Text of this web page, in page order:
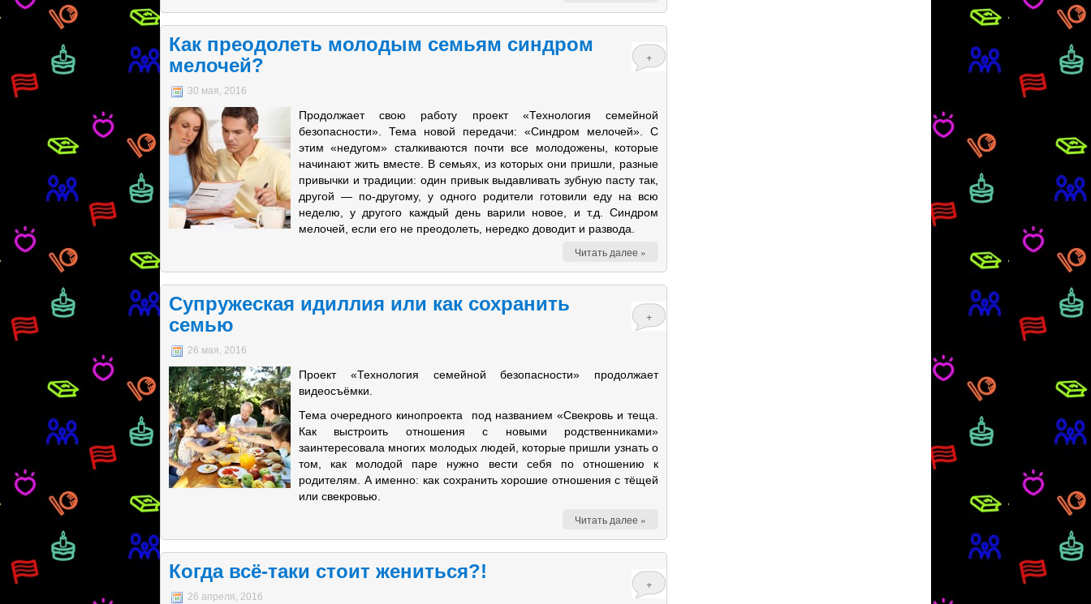
Как преодолеть молодым семьям синдром
мелочей?
+
30 мая, 2016
Продолжает свою работу проект «Технология семейной
безопасности». Тема новой передачи: «Синдром мелочей». С
этим «недугом» сталкиваются почти все молодожены, которые
начинают жить вместе. В семьях, из которых они пришли, разные
привычки и традиции: один привык выдавливать зубную пасту так,
другой — по-другому, у одного родители готовили еду на всю
неделю, у другого каждый день варили новое, и т.д. Синдром
мелочей, если его не преодолеть, нередко доводит и развода.
Читать далее »
Супружеская идиллия или как сохранить
семью
+
26 мая, 2016
Проект «Технология семейной безопасности» продолжает
видеосъёмки.
Тема очередного кинопроекта под названием «Свекровь и теща.
Как выстроить отношения с новыми родственниками»
заинтересовала многих молодых людей, которые пришли узнать о
том, как молодой паре нужно вести себя по отношению к
родителям. А именно: как сохранить хорошие отношения с тёщей
или свекровью.
Читать далее »
Когда всё-таки стоит жениться?!
+
26 апреля, 2016